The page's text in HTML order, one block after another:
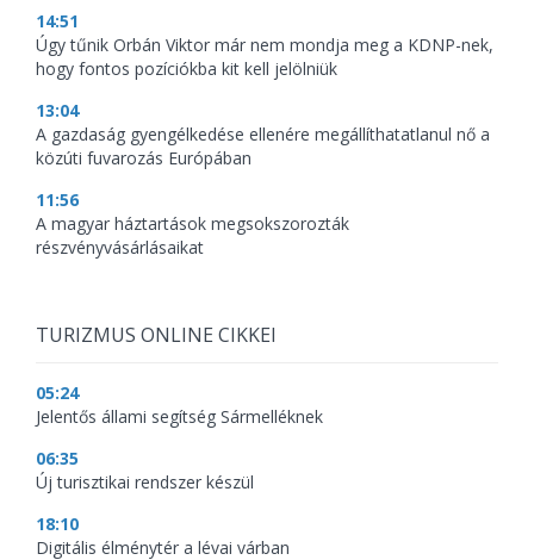
14:51
Úgy tűnik Orbán Viktor már nem mondja meg a KDNP-nek,
hogy fontos pozíciókba kit kell jelölniük
13:04
A gazdaság gyengélkedése ellenére megállíthatatlanul nő a
közúti fuvarozás Európában
11:56
A magyar háztartások megsokszorozták
részvényvásárlásaikat
TURIZMUS ONLINE CIKKEI
05:24
Jelentős állami segítség Sármelléknek
06:35
Új turisztikai rendszer készül
18:10
Digitális élménytér a lévai várban